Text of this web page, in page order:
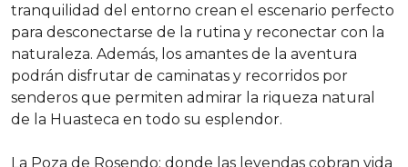
tranquilidad del entorno crean el escenario perfecto
para desconectarse de la rutina y reconectar con la
naturaleza. Además, los amantes de la aventura
podrán disfrutar de caminatas y recorridos por
senderos que permiten admirar la riqueza natural
de la Huasteca en todo su esplendor.
La Poza de Rosendo: donde las leyendas cobran vida